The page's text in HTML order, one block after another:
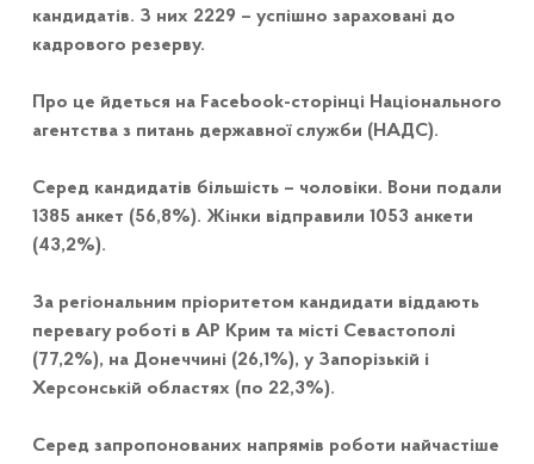
кандидатів. З них 2229 – успішно зараховані до
кадрового резерву.
Про це йдеться на Facebook-сторінці Національного
агентства з питань державної служби (НАДС).
Серед кандидатів більшість – чоловіки. Вони подали
1385 анкет (56,8%). Жінки відправили 1053 анкети
(43,2%).
За регіональним пріоритетом кандидати віддають
перевагу роботі в АР Крим та місті Севастополі
(77,2%), на Донеччині (26,1%), у Запорізькій і
Херсонській областях (по 22,3%).
Серед запропонованих напрямів роботи найчастіше